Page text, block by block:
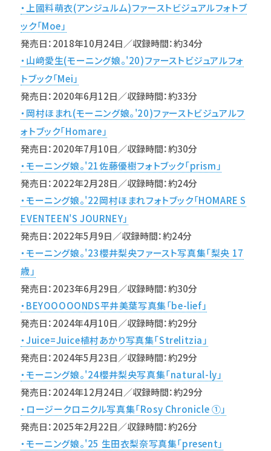
・上國料萌衣(アンジュルム)ファーストビジュアルフォトブ
ック「Moe」
発売日：2018年10月24日／収録時間：約34分
・山﨑愛生(モーニング娘。'20)ファーストビジュアルフォ
トブック「Mei」
発売日：2020年6月12日／収録時間：約33分
・岡村ほまれ(モーニング娘。'20)ファーストビジュアルフ
ォトブック「Homare」
発売日：2020年7月10日／収録時間：約30分
・モーニング娘。'21佐藤優樹フォトブック「prism」
発売日：2022年2月28日／収録時間：約24分
・モーニング娘。'22岡村ほまれフォトブック「HOMARE S
EVENTEEN'S JOURNEY」
発売日：2022年5月9日／収録時間：約24分
・モーニング娘。'23櫻井梨央ファースト写真集「梨央 17
歳」
発売日：2023年6月29日／収録時間：約30分
・BEYOOOOONDS平井美葉写真集「be-lief」
発売日：2024年4月10日／収録時間：約29分
・Juice=Juice植村あかり写真集「Strelitzia」
発売日：2024年5月23日／収録時間：約29分
・モーニング娘。'24櫻井梨央写真集「natural-ly」
発売日：2024年12月24日／収録時間：約29分
・ロージークロニクル写真集「Rosy Chronicle ①」
発売日：2025年2月22日／収録時間：約26分
・モーニング娘。'25 生田衣梨奈写真集「present」